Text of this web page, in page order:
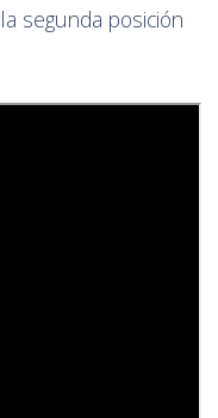
segunda posición